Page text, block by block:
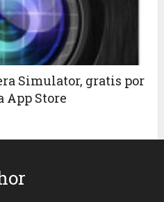
Simulator, gratis por
Store